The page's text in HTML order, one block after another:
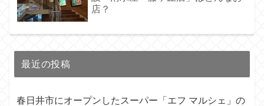
店？
最近の投稿
春日井市にオープンしたスーパー「エフ マルシェ」の